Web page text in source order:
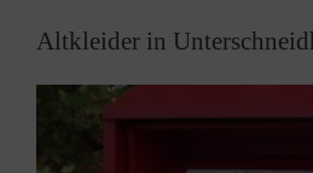
Altkleider in